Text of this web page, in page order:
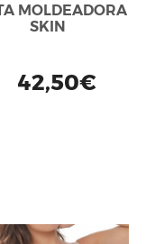
MOLDEADORA
SKIN
42,50€